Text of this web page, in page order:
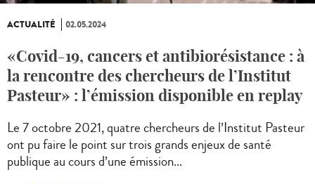
ACTUALITÉ 02.05.2024
«Covid-19, cancers et antibiorésistance : à
la rencontre des chercheurs de l’Institut
Pasteur» : l’émission disponible en replay
Le 7 octobre 2021, quatre chercheurs de l’Institut Pasteur
ont pu faire le point sur trois grands enjeux de santé
publique au cours d’une émission...